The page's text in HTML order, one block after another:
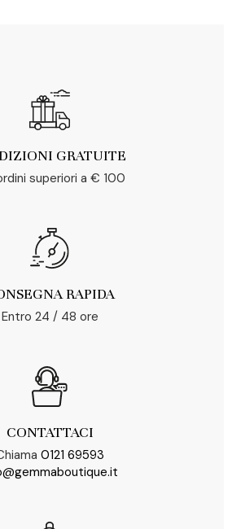
GRATUITE
superiori a € 100
RAPIDA
Entro 24 / 48 ore
CONTATTACI
0121 69593